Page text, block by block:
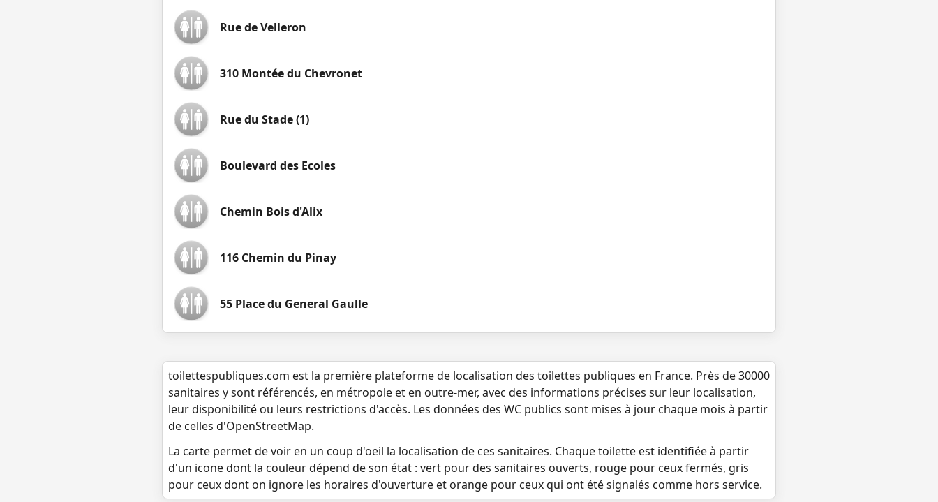
Rue de Velleron
310 Montée du Chevronet
Rue du Stade (1)
Boulevard des Ecoles
Chemin Bois d'Alix
116 Chemin du Pinay
55 Place du General Gaulle
toilettespubliques.com est la première plateforme de localisation des toilettes publiques en France. Près de 30000
sanitaires y sont référencés, en métropole et en outre-mer, avec des informations précises sur leur localisation,
leur disponibilité ou leurs restrictions d'accès. Les données des WC publics sont mises à jour chaque mois à partir
de celles d'OpenStreetMap.
La carte permet de voir en un coup d'oeil la localisation de ces sanitaires. Chaque toilette est identifiée à partir
d'un icone dont la couleur dépend de son état : vert pour des sanitaires ouverts, rouge pour ceux fermés, gris
pour ceux dont on ignore les horaires d'ouverture et orange pour ceux qui ont été signalés comme hors service.